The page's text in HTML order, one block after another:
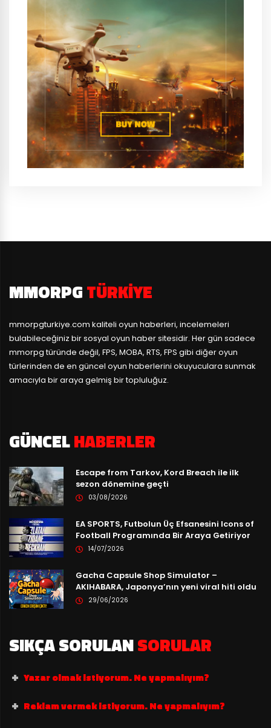
MMORPGTÜRKIYE
mmorpgturkiye.com kaliteli oyun haberleri, incelemeleri
bulabileceğiniz bir sosyal oyun haber sitesidir. Her gün sadece
mmorpg türünde değil, FPS, MOBA, RTS, FPS gibi diğer oyun
türlerinden de en güncel oyun haberlerini okuyuculara sunmak
amacıyla bir araya gelmiş bir topluluğuz.
GÜNCELHABERLER
Escape from Tarkov, Kord Breach ile ilk
sezon dönemine geçti
03/08/2026
EA SPORTS, Futbolun Üç Efsanesini Icons of
Football Programında Bir Araya Getiriyor
14/07/2026
Gacha Capsule Shop Simulator –
AKIHABARA, Japonya’nın yeni viral hiti oldu
29/06/2026
SIKÇA SORULANSORULAR
Yazar olmak istiyorum. Ne yapmalıyım?
Reklam vermek istiyorum. Ne yapmalıyım?